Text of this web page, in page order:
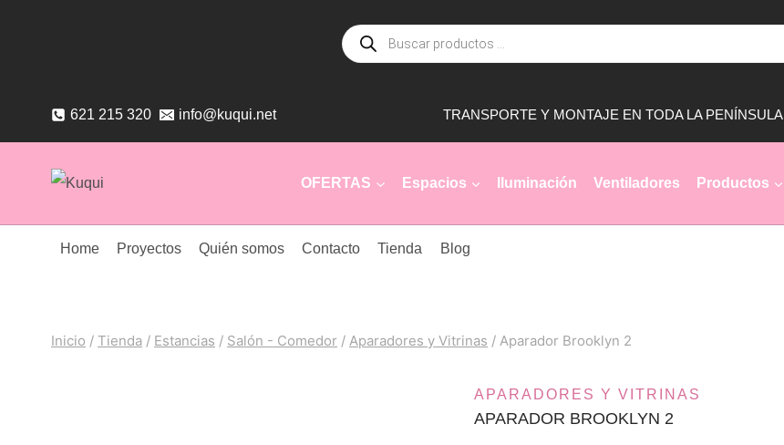
Búsqueda
de
productos
621 215 320 info@kuqui.net TRANSPORTE Y MONTAJE EN TODA LA PENÍNSULA
OFERTAS Espacios Iluminación Ventiladores Productos
Home Proyectos Quién somos Contacto Tienda Blog
Inicio / Tienda / Estancias / Salón - Comedor / Aparadores y Vitrinas / Aparador Brooklyn 2
APARADORES Y VITRINAS
APARADOR BROOKLYN 2
2